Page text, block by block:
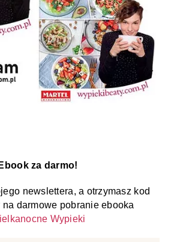
Ebook za darmo!
newslettera, a otrzymasz kod
darmowe pobranie ebooka
Wypieki